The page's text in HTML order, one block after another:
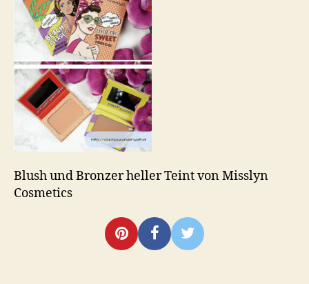
Blush und Bronzer heller Teint von Misslyn
Cosmetics